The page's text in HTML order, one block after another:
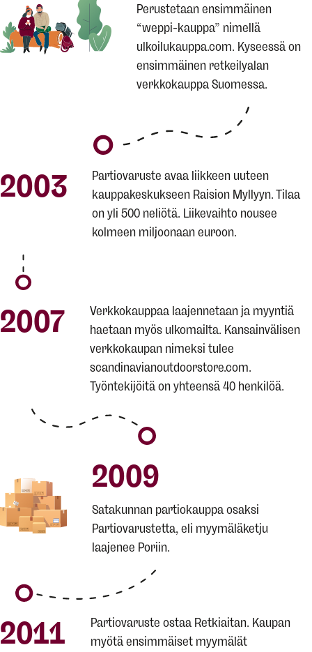
Perustetaan ensimmäinen
“weppi-kauppa” nimellä
ulkoilukauppa.com. Kyseessä on
ensimmäinen retkeilyalan
verkkokauppa Suomessa.
2003
Partiovaruste avaa liikkeen uuteen
kauppakeskukseen Raision Myllyyn. Tilaa
on yli 500 neliötä. Liikevaihto nousee
kolmeen miljoonaan euroon.
2007
Verkkokauppaa laajennetaan ja myyntiä
haetaan myös ulkomailta. Kansainvälisen
verkkokaupan nimeksi tulee
scandinavianoutdoorstore.com.
Työntekijöitä on yhteensä 40 henkilöä.
2009
Satakunnan partiokauppa osaksi
Partiovarustetta, eli myymäläketju
laajenee Poriin.
2011
Partiovaruste ostaa Retkiaitan. Kaupan
myötä ensimmäiset myymälät